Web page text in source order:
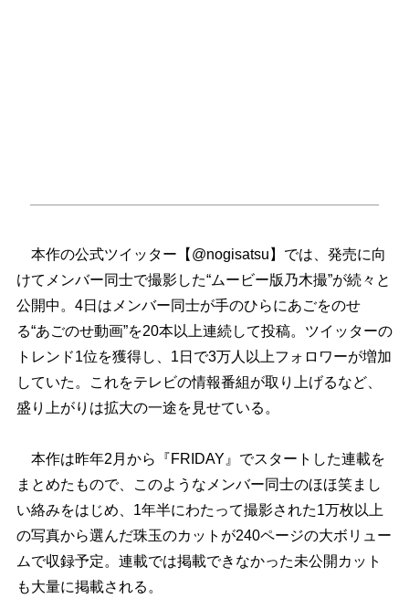
本作の公式ツイッター【@nogisatsu】では、発売に向
けてメンバー同士で撮影した“ムービー版乃木撮”が続々と
公開中。4日はメンバー同士が手のひらにあごをのせ
る“あごのせ動画”を20本以上連続して投稿。ツイッターの
トレンド1位を獲得し、1日で3万人以上フォロワーが増加
していた。これをテレビの情報番組が取り上げるなど、
盛り上がりは拡大の一途を見せている。
本作は昨年2月から『FRIDAY』でスタートした連載を
まとめたもので、このようなメンバー同士のほほ笑まし
い絡みをはじめ、1年半にわたって撮影された1万枚以上
の写真から選んだ珠玉のカットが240ページの大ボリュー
ムで収録予定。連載では掲載できなかった未公開カット
も大量に掲載される。